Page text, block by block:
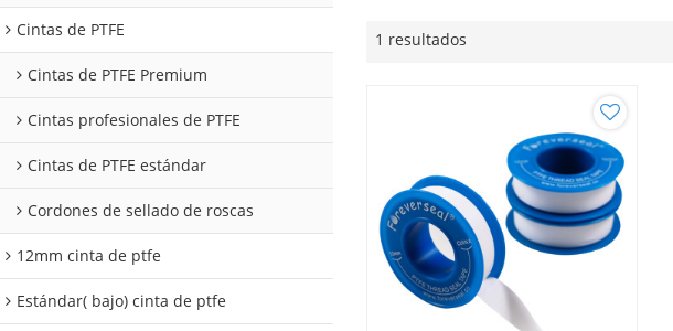
Cintas de PTFE
Cintas de PTFE Premium
Cintas profesionales de PTFE
Cintas de PTFE estándar
Cordones de sellado de roscas
12mm cinta de ptfe
Estándar( bajo) cinta de ptfe
1 resultados